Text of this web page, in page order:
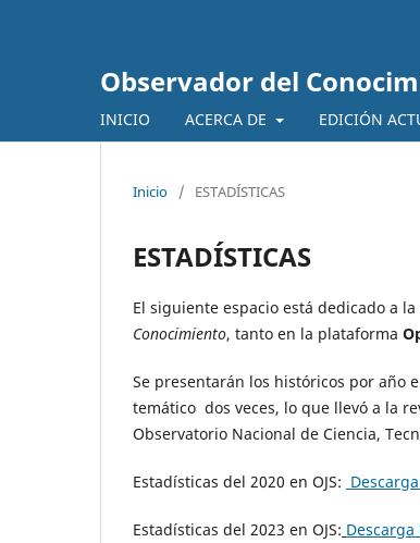
Observador del
INICIO ACERCA DE EDICIÓN
Inicio / ESTADÍSTICAS
ESTADÍSTICAS
El siguiente espacio está dedicado a
Conocimiento, tanto en la plataforma
Se presentarán los históricos por año
temático dos veces, lo que llevó a la
Observatorio Nacional de Ciencia,
Estadísticas del 2020 en OJS:
Estadísticas del 2023 en OJS: Descarga